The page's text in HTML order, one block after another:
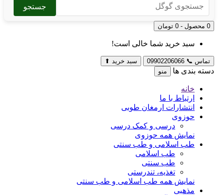
جستجو
0 محصول - 0 تومان
سبد خرید شما خالی است!
تماس 📞
09902206066 سبد خرید ⬆
دسته بندی ها منو
خانه
ارتباط با ما
انتشارات ارمغان طوبی
حوزوی
درسی و کمک درسی
نمایش همه حوزوی
طب اسلامی و طب سنتی
طب اسلامی
طب سنتی
تغذیه، تندرستی
نمایش همه طب اسلامی و طب سنتی
مذهبی